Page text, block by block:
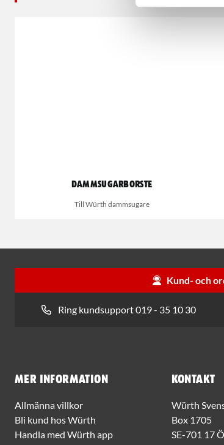
Dammsugarborste
Till Würth dammsugare
Kund- och
Ring kundsupport 019 - 35 10 30
Mer information
Allmänna villkor
Bli kund hos Würth
Handla med Würth app
Kontakt
Würth
Box 1705
SE-701 17